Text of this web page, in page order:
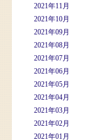
2021年11月
2021年10月
2021年09月
2021年08月
2021年07月
2021年06月
2021年05月
2021年04月
2021年03月
2021年02月
2021年01月